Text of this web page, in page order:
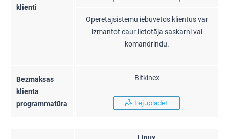
klienti
Operētājsistēmu iebūvētos klientus var
izmantot caur lietotāja saskarni vai
komandrindu.
Bezmaksas
klienta
programmatūra
Bitkinex
Lejuplādēt